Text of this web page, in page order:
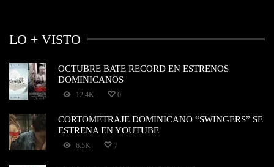
LO + VISTO
OCTUBRE BATE RECORD EN ESTRENOS
DOMINICANOS
12.4K 0
CORTOMETRAJE DOMINICANO “SWINGERS” SE
ESTRENA EN YOUTUBE
6.5K 7